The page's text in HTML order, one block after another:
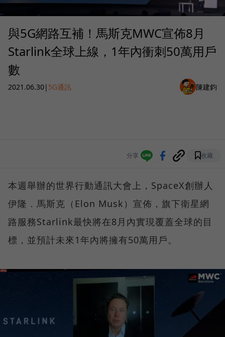
與5G網路互補！馬斯克MWC宣佈8月
Starlink全球上線，1年內衝刺50萬用戶
數
2021.06.30| 5G通訊 陳建鈞
分享 收藏
本週舉辦的世界行動通訊大會上，SpaceX創辦人
伊隆．馬斯克（Elon Musk）宣佈，旗下衛星網
路服務Starlink最快將在8月內實現覆蓋全球的目
標，並預計未來1年內將擁有50萬用戶。